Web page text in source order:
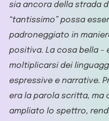
sia ancora della strada
“tantissimo” possa
padroneggiato in
positiva. La cosa bella –
moltiplicarsi dei
espressive e narrative.
era la parola scritta, ma
ampliato lo spettro,